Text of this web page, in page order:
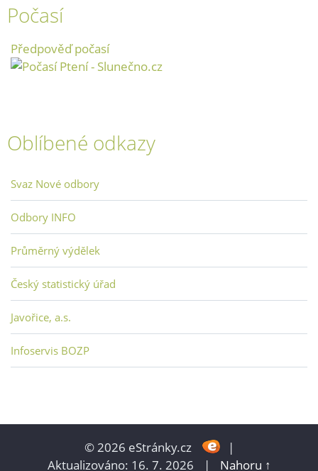
Počasí
Předpověď počasí
Oblíbené odkazy
Svaz Nové odbory
Odbory INFO
Průměrný výdělek
Český statistický úřad
Javořice, a.s.
Infoservis BOZP
© 2026 eStránky.cz
|
Aktualizováno: 16. 7. 2026
| Nahoru ↑